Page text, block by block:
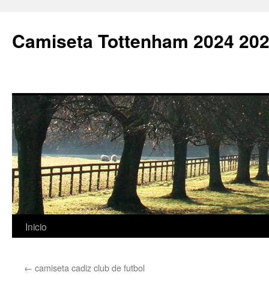
Camiseta Tottenham 2024
Saltar
contenido
Inicio
← camiseta cadiz club de futbol